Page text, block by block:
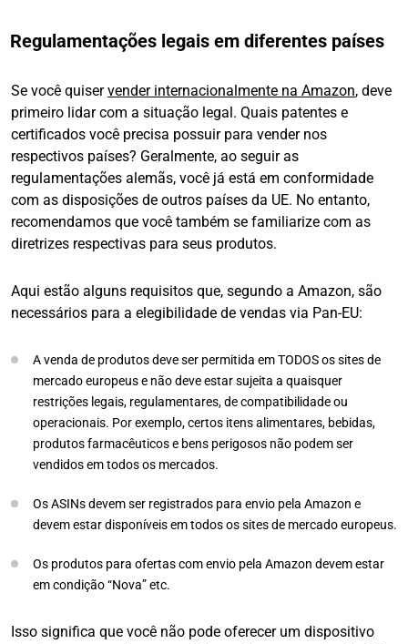
Regulamentações legais em diferentes países
Se você quiservender internacionalmente na Amazon, deve
primeiro lidar com a situação legal. Quais patentes e
certificados você precisa possuir para vender nos
respectivos países? Geralmente, ao seguir as
regulamentações alemãs, você já está em conformidade
com as disposições de outros países da UE. No entanto,
recomendamos que você também se familiarize com as
diretrizes respectivas para seus produtos.
Aqui estão alguns requisitos que, segundo a Amazon, são
necessários para a elegibilidade de vendas via Pan-EU:
A venda de produtos deve ser permitida em TODOS os sites de
mercado europeus e não deve estar sujeita a quaisquer
restrições legais, regulamentares, de compatibilidade ou
operacionais. Por exemplo, certos itens alimentares, bebidas,
produtos farmacêuticos e bens perigosos não podem ser
vendidos em todos os mercados.
Os ASINs devem ser registrados para envio pela Amazon e
devem estar disponíveis em todos os sites de mercado europeus.
Os produtos para ofertas com envio pela Amazon devem estar
em condição “Nova” etc.
Isso significa que você não pode oferecer um dispositivo